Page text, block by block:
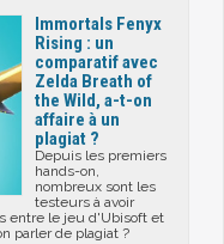
Immortals Fenyx
Rising : un
comparatif avec
Zelda Breath of
the Wild, a-t-on
affaire à un
plagiat ?
Depuis les premiers
hands-on,
nombreux sont les
testeurs à avoir
entre le jeu d'Ubisoft et
parler de plagiat ?